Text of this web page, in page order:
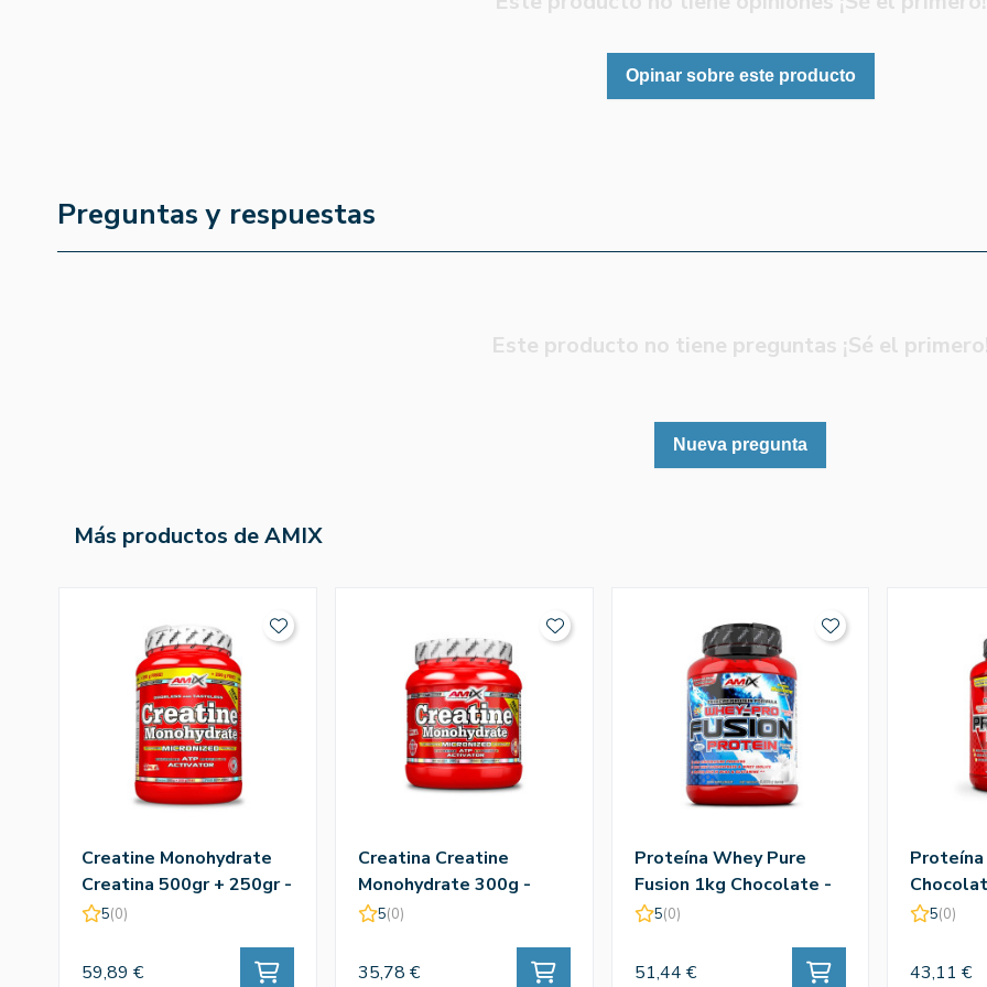
Opinar sobre este producto
Preguntas y respuestas
Este producto no tiene preguntas ¡Sé el
Nueva pregunta
Más productos de AMIX
Creatine Monohydrate
Creatina 500gr + 250gr -
Amix
5(0)
59,89 €
Creatina Creatine
Monohydrate 300g -
Amix
5(0)
35,78 €
Proteína Whey Pure
Fusion 1kg Chocolate -
Amix
5(0)
51,44 €
5(0)
43,11 €